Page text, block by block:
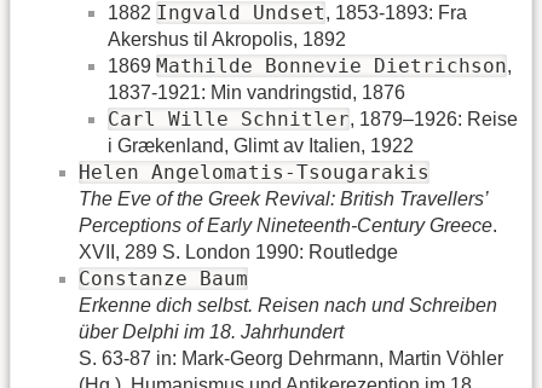
1882 Ingvald Undset, 1853-1893: Fra
Akershus til Akropolis, 1892
1869 Mathilde Bonnevie Dietrichson,
1837-1921: Min vandringstid, 1876
Carl Wille Schnitler, 1879–1926: Reise
i Grækenland, Glimt av Italien, 1922
Helen Angelomatis-Tsougarakis
The Eve of the Greek Revival: British Travellers’
Perceptions of Early Nineteenth-Century Greece.
XVII, 289 S. London 1990: Routledge
Constanze Baum
Erkenne dich selbst. Reisen nach und Schreiben
über Delphi im 18. Jahrhundert
S. 63-87 in: Mark-Georg Dehrmann, Martin Vöhler